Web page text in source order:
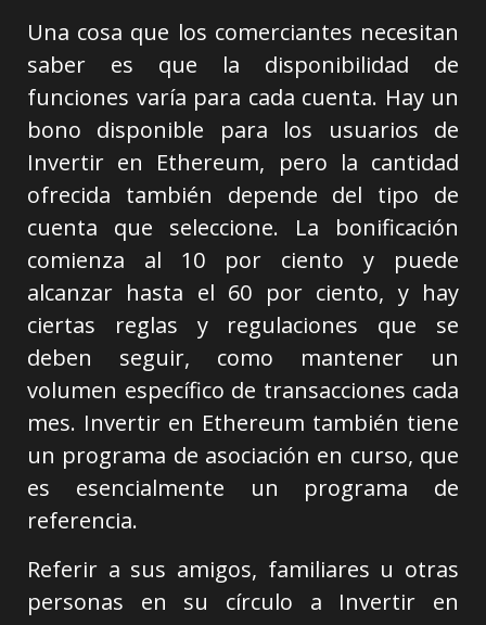
Una cosa que los comerciantes necesitan
saber es que la disponibilidad de
funciones varía para cada cuenta. Hay un
bono disponible para los usuarios de
Invertir en Ethereum, pero la cantidad
ofrecida también depende del tipo de
cuenta que seleccione. La bonificación
comienza al 10 por ciento y puede
alcanzar hasta el 60 por ciento, y hay
ciertas reglas y regulaciones que se
deben seguir, como mantener un
volumen específico de transacciones cada
mes. Invertir en Ethereum también tiene
un programa de asociación en curso, que
es esencialmente un programa de
referencia.
Referir a sus amigos, familiares u otras
personas en su círculo a Invertir en